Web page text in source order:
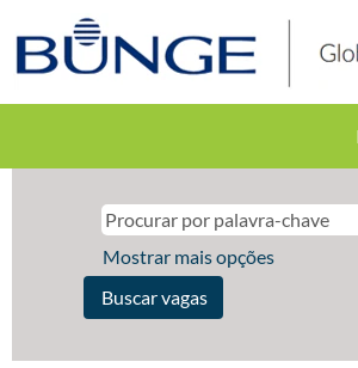
Mostrar mais opções